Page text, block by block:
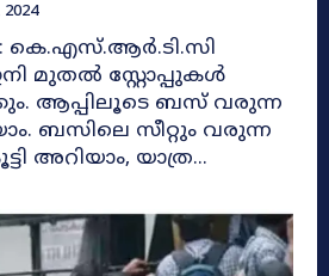
2024
കെ.എസ്.ആര്‍.ടി.സി
മുതൽ സ്റ്റോപ്പുകള്‍
ആപ്പിലൂടെ ബസ് വരുന്ന
ബസിലെ സീറ്റും വരുന്ന
അറിയാം, യാത്ര...